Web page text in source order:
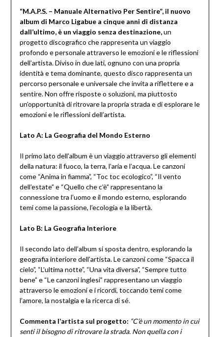
“M.A.P.S. – Manuale Alternativo Per Sentire”, il nuovo
album di Marco Ligabue a cinque anni di distanza
dall’ultimo, è un viaggio senza destinazione,un
progetto discografico che rappresenta un viaggio
profondo e personale attraverso le emozioni e le riflessioni
dell’artista. Diviso in due lati, ognuno con una propria
identità e tema dominante, questo disco rappresenta un
percorso personale e universale che invita a riflettere e a
sentire. Non offre risposte o soluzioni, ma piuttosto
un’opportunità di ritrovare la propria strada e di esplorare le
emozioni e le riflessioni dell’artista.
Lato A: La Geografia del Mondo Esterno
Il primo lato dell’album è un viaggio attraverso gli elementi
della natura: il fuoco, la terra, l’aria e l’acqua. Le canzoni
come “Anima in fiamma”, “Toc toc ecologico”, “Il vento
dell’estate” e “Quello che c’è” rappresentano la
connessione tra l’uomo e il mondo esterno, esplorando
temi come la passione, l’ecologia e la libertà.
Lato B: La Geografia Interiore
Il secondo lato dell’album si sposta dentro, esplorando la
geografia interiore dell’artista. Le canzoni come “Spacca il
cielo”, “L’ultima notte”, “Una vita diversa”, “Sempre tutto
bene” e “Le canzoni inglesi” rappresentano un viaggio
attraverso le emozioni e i ricordi, toccando temi come
l’amore, la nostalgia e la ricerca di sé.
Commenta l’artista sul progetto: “C’è un momento in cui
senti il bisogno di ritrovare la strada. Non quella con i